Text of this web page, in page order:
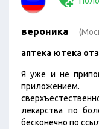
вероника
аптека ютека
Я уже и не
лекарства по
бесконечно по